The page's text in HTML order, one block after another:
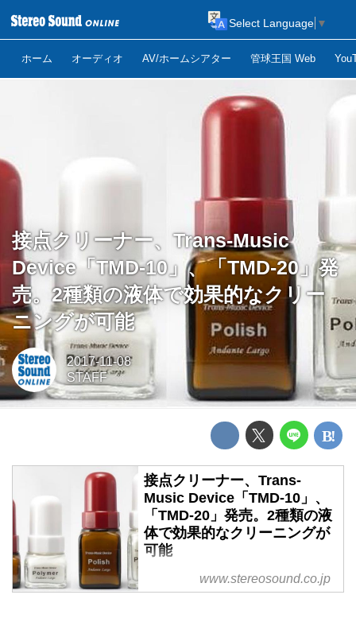
ホーム オーディオ AV/ホームシアター 管球王国 Web
Select Language ▼
接点クリーナー、Trans-Music
Device「TMD-10」、「TMD-20」発
売。2種類の液体で効果的なクリー
ニングが可能
2017-11-08
STAFF
接点クリーナー、Trans-
Music Device「TMD-10」、
「TMD-20」発売。2種類の液
体で効果的なクリーニングが
可能
接点クリーナー、Trans-Music
Device「TMD-10」、「TMD-
www.stereosound.co.jp